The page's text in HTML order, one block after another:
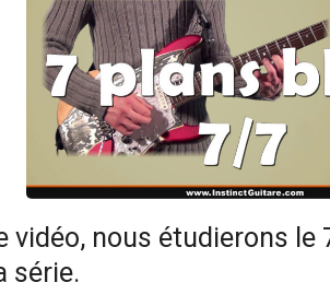
vidéo, nous étudierons le
série.